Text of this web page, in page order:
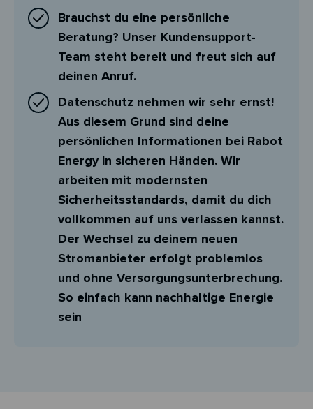
Brauchst du eine persönliche
Beratung? Unser Kundensupport-
Team steht bereit und freut sich auf
deinen Anruf.
Datenschutz nehmen wir sehr ernst!
Aus diesem Grund sind deine
persönlichen Informationen bei Rabot
Energy in sicheren Händen. Wir
arbeiten mit modernsten
Sicherheitsstandards, damit du dich
vollkommen auf uns verlassen kannst.
Der Wechsel zu deinem neuen
Stromanbieter erfolgt problemlos
und ohne Versorgungsunterbrechung.
So einfach kann nachhaltige Energie
sein